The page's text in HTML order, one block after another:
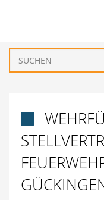
BÜRGERSERVICE
GEMEINDEN
TOURISMUS &
WIRTSCHAFT